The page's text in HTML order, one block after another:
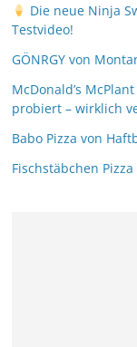
Die neue Ninja
Testvideo!
GÖNRGY von
McDonald’s
probiert – wirklich
Babo Pizza von
Fischstäbchen